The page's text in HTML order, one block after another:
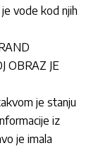
vode kod njih
OBRAZ JE
je stanju
iz
je imala